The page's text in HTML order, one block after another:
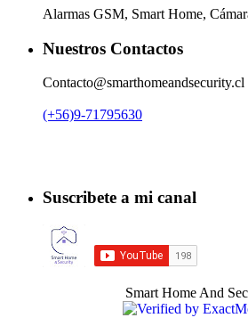
Alarmas GSM, Smart Home,
Nuestros Contactos
Contacto@smarthomeandsecurity.cl
(+56)9-71795630
Suscribete a mi canal
Smart Home And